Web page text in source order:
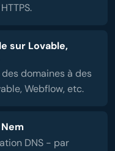
sur Lovable,
domaines à des
Webflow, etc.
DNS - par